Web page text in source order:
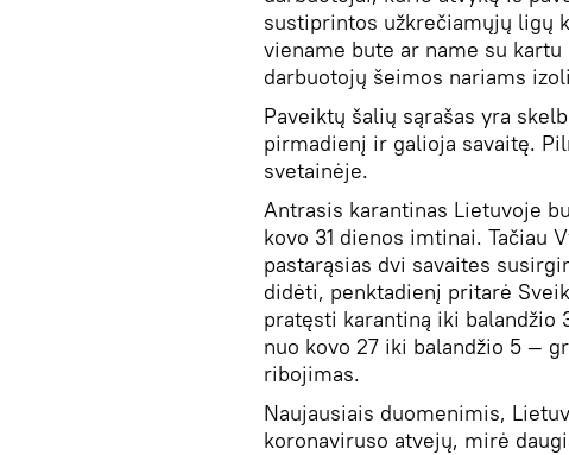
sustiprintos užkrečiamųjų ligų
viename bute ar name su
darbuotojų šeimos nariams
Paveiktų šalių sąrašas yra
pirmadienį ir galioja savaitę.
svetainėje.
Antrasis karantinas Lietuvoje
kovo 31 dienos imtinai. Tačiau
pastarąsias dvi savaites
didėti, penktadienį pritarė
pratęsti karantiną iki balandžio
nuo kovo 27 iki balandžio 5 —
ribojimas.
Naujausiais duomenimis,
koronaviruso atvejų, mirė